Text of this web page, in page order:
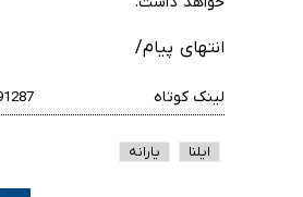
انتهای پیام/
لینک کوتاه
ایلنا یارانه